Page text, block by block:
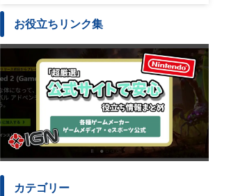
お役立ちリンク集
カテゴリー